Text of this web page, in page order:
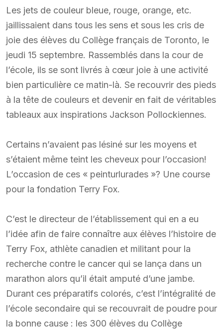
Les jets de couleur bleue, rouge, orange, etc.
jaillissaient dans tous les sens et sous les cris de
joie des élèves du Collège français de Toronto, le
jeudi 15 septembre. Rassemblés dans la cour de
l’école, ils se sont livrés à cœur joie à une activité
bien particulière ce matin-là. Se recouvrir des pieds
à la tête de couleurs et devenir en fait de véritables
tableaux aux inspirations Jackson Pollockiennes.
Certains n’avaient pas lésiné sur les moyens et
s’étaient même teint les cheveux pour l’occasion!
L’occasion de ces « peinturlurades »? Une course
pour la fondation Terry Fox.
C’est le directeur de l’établissement qui en a eu
l’idée afin de faire connaître aux élèves l’histoire de
Terry Fox, athlète canadien et militant pour la
recherche contre le cancer qui se lança dans un
marathon alors qu’il était amputé d’une jambe.
Durant ces préparatifs colorés, c’est l’intégralité de
l’école secondaire qui se recouvrait de poudre pour
la bonne cause : les 300 élèves du Collège